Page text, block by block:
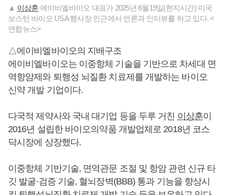
▲ 이상훈 에이비엘바이오 대표가 2025년 6월19일(현지시간) 미국
보스턴 바이오 USA 행사장 인근에서 언론과 인터뷰를 하고 있다. <
연합뉴스>
△에이비엘바이오의 지배구조
에이비엘바이오는 이중항체 기술을 기반으로 차세대 면
역항암제와 퇴행성 뇌질환 치료제를 개발하는 바이오
신약 개발 기업이다.
다국적 제약사와 국내 대기업 등을 두루 거친 이상훈이
2016년 설립한 바이오의약품 개발업체로 2018년 코스
닥시장에 상장했다.
이중항체 기반기술, 면역관문 조절 및 항암 관련 신규 타
깃 발굴·검증 기술, 혈뇌장벽(BBB) 통과 기능을 향상시